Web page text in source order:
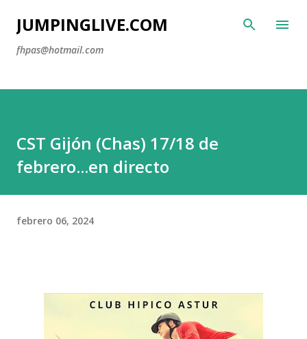
Ir al contenido principal
JUMPINGLIVE.COM
fhpas@hotmail.com
CST Gijón (Chas) 17/18 de
febrero...en directo
febrero 06, 2024